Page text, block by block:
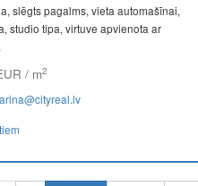
slēgts pagalms, vieta automašīnai,
studio tipa, virtuve apvienota ar
/ m2
arina@cityreal.lv